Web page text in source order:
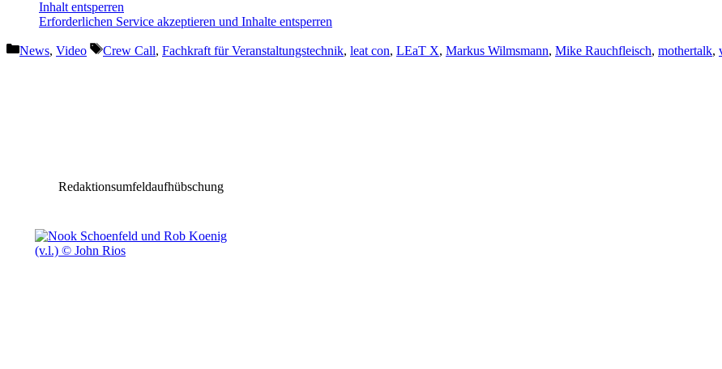
Inhalt entsperren
Erforderlichen Service akzeptieren und Inhalte entsperren
Kategorien
News, Video Schlagwörter
Crew Call, Fachkraft für Veranstaltungstechnik, leat con, LEaT X, Markus Wilmsmann, Mike Rauchfleisch, mothertalk,
Redaktionsumfeldaufhübschung